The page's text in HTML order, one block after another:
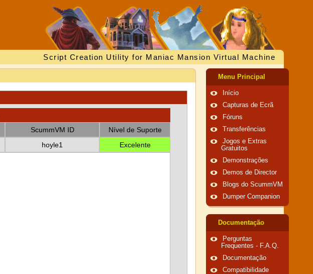
Script Creation Utility for Maniac Mansion Virtual Machine
ScummVM ID
Nível de Suporte
hoyle1 Excelente
Menu Principal
Início
Capturas de Ecrã
Fóruns
Transferências
Jogos e Extras
Gratuitos
Demonstrações
Demos de Director
Blogs do ScummVM
Dumper Companion
Documentação
Perguntas
Frequentes - F.A.Q.
Documentação
Compatibilidade